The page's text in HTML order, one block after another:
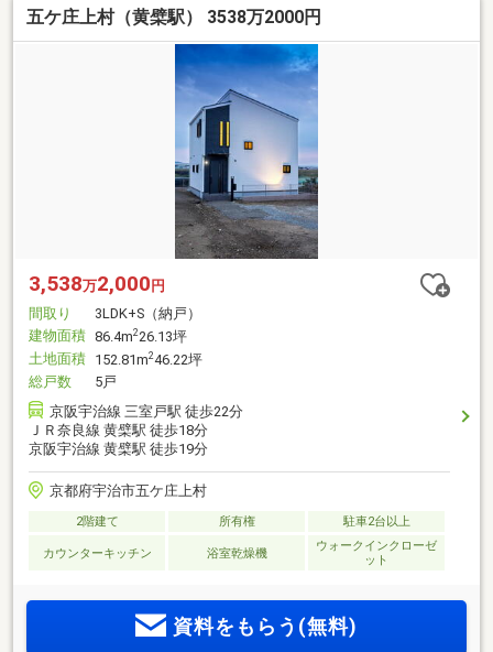
五ケ庄上村（黄檗駅） 3538万2000円
3,538万2,000円
間取り
3LDK+S（納戸）
建物面積 86.4m2 26.13坪
土地面積 152.81m246.22坪
総戸数
5戸
京阪宇治線 三室戸駅 徒歩22分
ＪＲ奈良線 黄檗駅 徒歩18分
京阪宇治線 黄檗駅 徒歩19分
京都府宇治市五ケ庄上村
2階建て 所有権 駐車2台以上
カウンターキッチン 浴室乾燥機
ウォークインクローゼ
ット
資料をもらう(無料)